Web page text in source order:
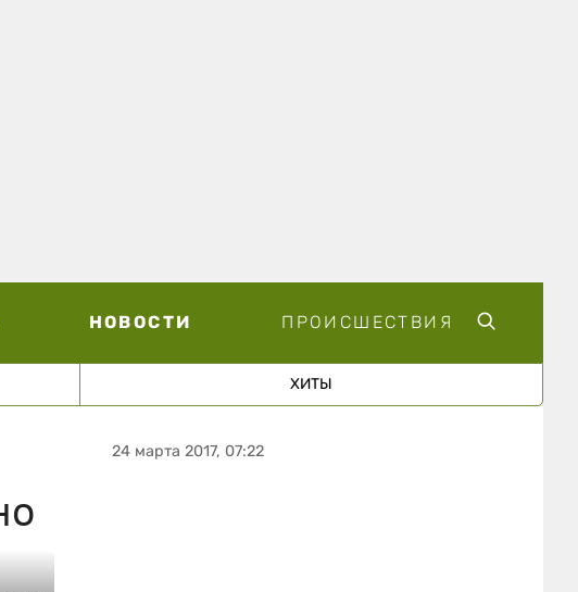
НОВОСТИ ПРОИСШЕСТВИЯ
ХИТЫ
24 марта 2017, 07:22